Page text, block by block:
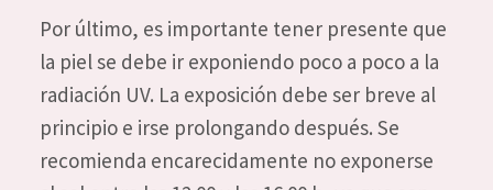
Por último, es importante tener presente que
la piel se debe ir exponiendo poco a poco a la
radiación UV. La exposición debe ser breve al
principio e irse prolongando después. Se
recomienda encarecidamente no exponerse